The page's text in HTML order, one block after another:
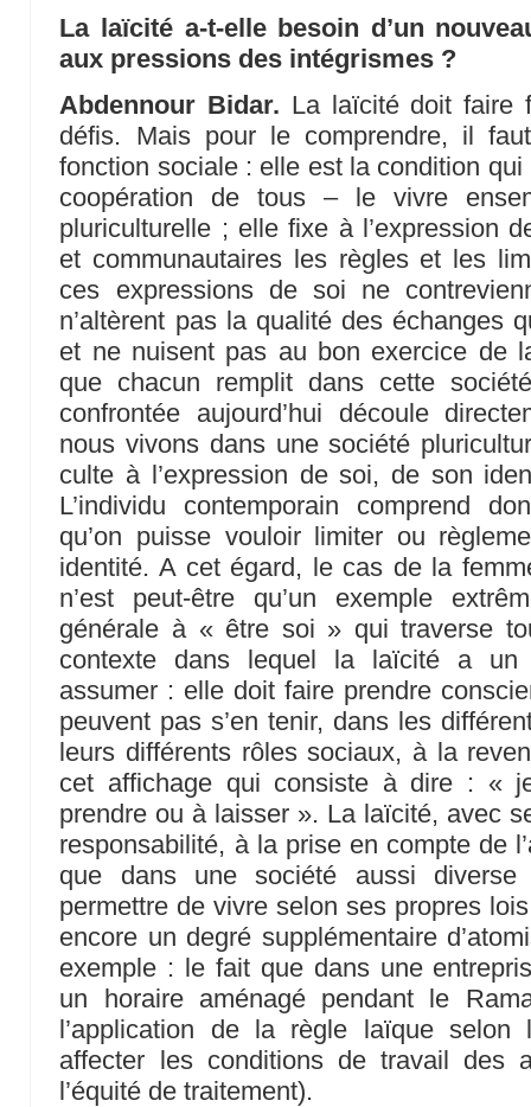
La laïcité a-t-elle besoin d’un
aux pressions des intégrismes ?
Abdennour Bidar. La laïcité doit faire
défis. Mais pour le comprendre, il
fonction sociale : elle est la condition
coopération de tous – le vivre
pluriculturelle ; elle fixe à l’expression
et communautaires les règles et les
ces expressions de soi ne
n’altèrent pas la qualité des échanges
et ne nuisent pas au bon exercice de
que chacun remplit dans cette
confrontée aujourd’hui découle
nous vivons dans une société
culte à l’expression de soi, de son
L’individu contemporain comprend
qu’on puisse vouloir limiter ou
identité. A cet égard, le cas de la
n’est peut-être qu’un exemple
générale à « être soi » qui traverse
contexte dans lequel la laïcité a
assumer : elle doit faire prendre
peuvent pas s’en tenir, dans les
leurs différents rôles sociaux, à la
cet affichage qui consiste à dire : «
prendre ou à laisser ». La laïcité, avec
responsabilité, à la prise en compte de
que dans une société aussi
permettre de vivre selon ses propres
encore un degré supplémentaire
exemple : le fait que dans une
un horaire aménagé pendant le
l’application de la règle laïque
affecter les conditions de travail des
l’équité de traitement).